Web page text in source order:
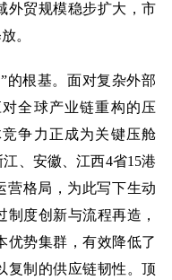
外贸规模稳步扩大，市
。
的根基。面对复杂外部
全球产业链重构的压
争力正成为关键压舱
、安徽、江西4省15港
营格局，为此写下生动
度创新与流程再造，
优势集群，有效降低了
复制的供应链韧性。顶